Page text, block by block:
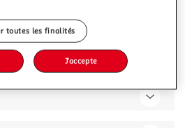
toutes les finalités
J'accepte